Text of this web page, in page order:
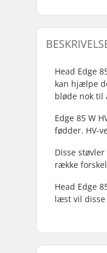
Head Edge
kan hjælpe
bløde nok til
Edge 85 W
fødder. HV-
Disse
række
Head Edge
læst vil disse